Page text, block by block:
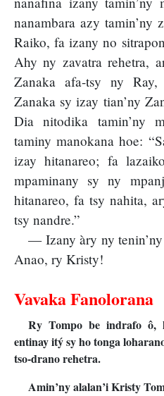
nanambara azy tamin’ny
Raiko, fa izany no
Ahy ny zavatra rehetra,
Zanaka afa-tsy ny
Zanaka sy izay tian’ny
Dia nitodika tamin’ny
taminy manokana hoe:
izay hitanareo; fa
mpaminany sy ny
hitanareo, fa tsy nahita,
tsy nandre.”
— Izany àry ny
Anao, ry Kristy!
Vavaka Fanolorana
Ry Tompo be indrafo ô,
entinay itý sy ho tonga
tso-drano rehetra.
Amin’ny alalan’i Kristy